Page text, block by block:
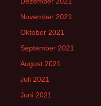
November 2021
Oktober 2021
September 2021
August 2021
Juli 2021
Juni 2021